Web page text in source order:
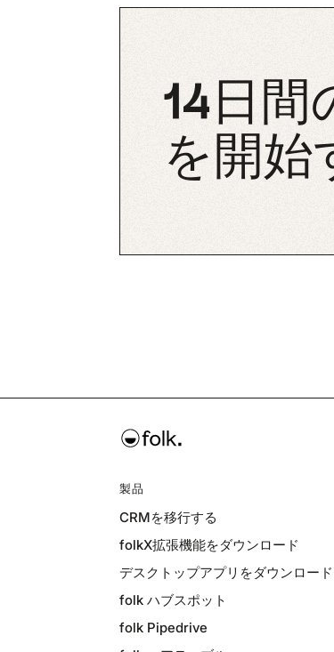
14日間
を開始
製品
CRMを移行する
folkX拡張機能をダウンロード
デスクトップアプリをダウンロード
folk ハブスポット
folk Pipedrive